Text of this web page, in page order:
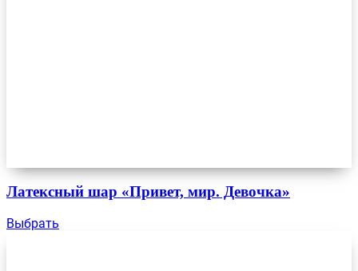
Латексный шар «Привет, мир. Девочка»
Выбрать